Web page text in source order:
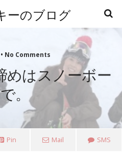
ーのブログ
No Comments
めはスノーボー
。
Pin Mail SMS